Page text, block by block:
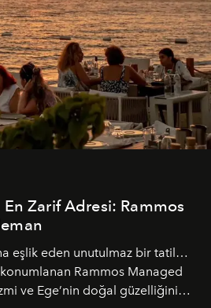
En Zarif Adresi: Rammos
eşlik eden unutulmaz bir tatil…
Rammos Managed
ve Ege’nin doğal güzelliğini